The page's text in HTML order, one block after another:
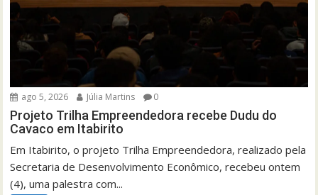
ago 5, 2026 Júlia Martins 0
Projeto Trilha Empreendedora recebe Dudu do
Cavaco em Itabirito
Em Itabirito, o projeto Trilha Empreendedora, realizado pela
Secretaria de Desenvolvimento Econômico, recebeu ontem
(4), uma palestra com...